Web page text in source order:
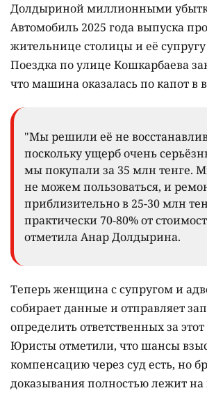
Долдыриной миллионными
Автомобиль 2025 года выпуска
жительнице столицы и её
Поездка по улице Кошкарбаева
что машина оказалась по капот в
"Мы решили её не
поскольку ущерб очень
мы покупали за 35 млн тенге.
не можем пользоваться, и
приблизительно в 25-30 млн
практически 70-80% от
отметила Анар Долдырина.
Теперь женщина с супругом и
собирает данные и отправляет
определить ответственных за
Юристы отметили, что шансы
компенсацию через суд есть, но
доказывания полностью лежит